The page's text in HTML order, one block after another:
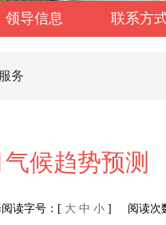
领导信息 联系方
务
候趋势预测
读字号：[ 大 中 小 ] 阅读次